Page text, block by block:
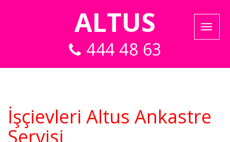
ALTUS
444 48 63
İşçievleri Altus Ankastre
Servisi